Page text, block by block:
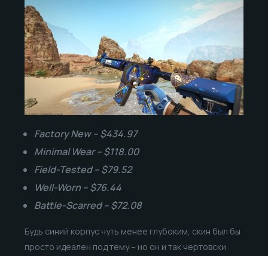
Factory New – $434.97
Minimal Wear – $118.00
Field-Tested – $79.52
Well-Worn – $76.44
Battle-Scarred – $72.08
Будь синий корпус чуть менее глубоким, скин был бы
просто идеален под тему – но он и так чертовски